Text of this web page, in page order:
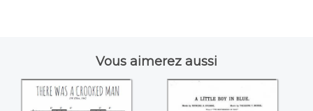
Vous aimerez aussi